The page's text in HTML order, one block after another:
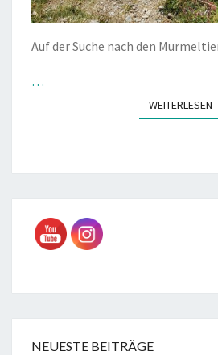
Auf der Suche nach den
…
WEITERLESEN
NEUESTE BEITRÄGE